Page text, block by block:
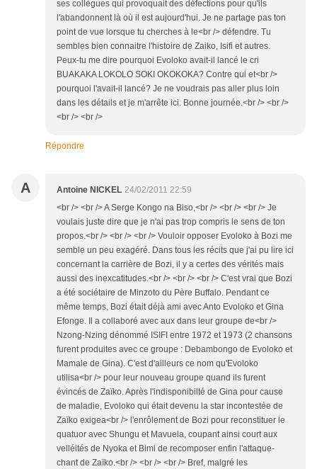
ses collègues qui provoquait des défections pour qu'ils
l'abandonnent là où il est aujourd'hui. Je ne partage pas ton
point de vue lorsque tu cherches à le<br /> défendre. Tu
sembles bien connaitre l'histoire de Zaiko, Isifi et autres.
Peux-tu me dire pourquoi Evoloko avait-il lancé le cri
BUAKAKA LOKOLO SOKI OKOKOKA? Contre qui et<br />
pourquoi l'avait-il lancé? Je ne voudrais pas aller plus loin
dans les détails et je m'arrête ici. Bonne journée.<br /> <br />
<br /> <br />
Répondre
A Antoine NICKEL 24/02/2011 22:59
<br /> <br /> A Serge Kongo na Biso,<br /> <br /> <br /> Je
voulais juste dire que je n'ai pas trop compris le sens de ton
propos.<br /> <br /> <br /> Vouloir opposer Evoloko à Bozi me
semble un peu exagéré. Dans tous les récits que j'ai pu lire ici
concernant la carrière de Bozi, il y a certes des vérités mais
aussi des inexcatitudes.<br /> <br /> <br /> C'est vrai que Bozi
a été sociétaire de Minzoto du Père Buffalo. Pendant ce
même temps, Bozi était déjà ami avec Anto Evoloko et Gina
Efonge. Il a collaboré avec aux dans leur groupe de<br />
Nzong-Nzing dénommé ISIFI entre 1972 et 1973 (2 chansons
furent produites avec ce groupe : Debambongo de Evoloko et
Mamale de Gina). C'est d'ailleurs ce nom qu'Evoloko
utilisa<br /> pour leur nouveau groupe quand ils furent
évincés de Zaïko. Après l'indisponibilté de Gina pour cause
de maladie, Evoloko qui était devenu la star incontestée de
Zaïko exigea<br /> l'enrôlement de Bozi pour reconstituer le
quatuor avec Shungu et Mavuela, coupant ainsi court aux
velléités de Nyoka et Bimi de recomposer enfin l'attaque-
chant de Zaïko.<br /> <br /> <br /> Bref, malgré les